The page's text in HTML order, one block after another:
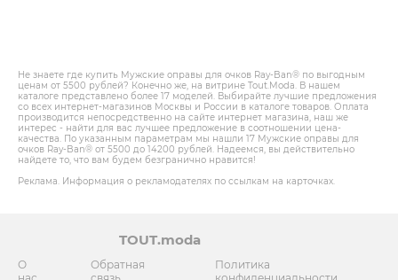
Не знаете где купить Мужские оправы для очков Ray-Ban® по выгодным
ценам от 5500 рублей? Конечно же, на витрине Tout.Modа. В нашем
каталоге представлено более 17 моделей. Выбирайте лучшие предложения
со всех интернет-магазинов Москвы и России в каталоге товаров. Оплата
производится непосредственно на сайте интернет магазина, наш же
интерес - найти для вас лучшее предложение в соотношении цена-
качества. По указанным параметрам мы нашли 17 Мужские оправы для
очков Ray-Ban® от 5500 до 14200 рублей. Надеемся, вы действительно
найдете то, что вам будем безгранично нравится!
Реклама. Информация о рекламодателях по ссылкам на карточках.
TOUT.moda
О
Обратная
Политика